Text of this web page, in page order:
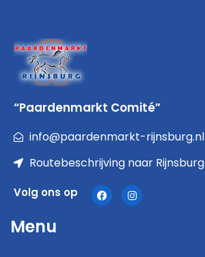
“Paardenmarkt Comité”
info@paardenmarkt-rijnsburg.nl
Routebeschrijving naar Rijnsburg
Volg ons op
Menu